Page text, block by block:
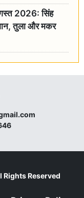
2026: सिंह
तुला और मकर
Rights Reserved